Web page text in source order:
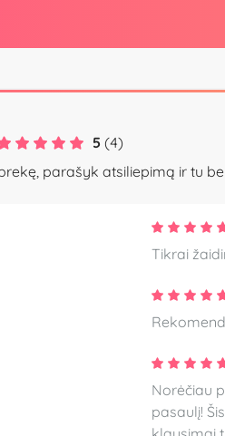
5 (4)
parašyk atsiliepimą ir tu
Tikrai
Norėčiau
pasaulį!